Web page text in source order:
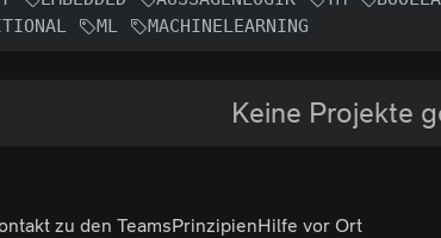
ML MACHINELEARNING
Keine Projekte
zu den TeamsPrinzipienHilfe vor Ort